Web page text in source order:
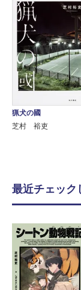
猟犬の國
芝村 裕吏
最近チェック